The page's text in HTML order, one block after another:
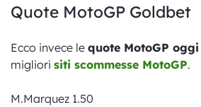
Quote MotoGP Goldbet
Ecco invece le quote MotoGP oggi
migliori siti scommesse MotoGP.
M.Marquez 1.50